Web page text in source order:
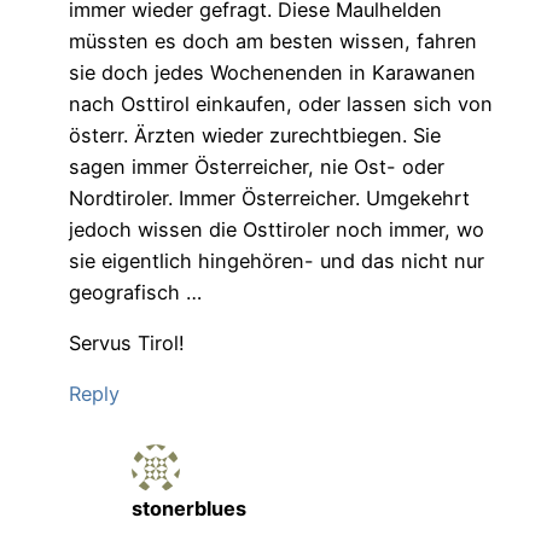
immer wieder gefragt. Diese Maulhelden
müssten es doch am besten wissen, fahren
sie doch jedes Wochenenden in Karawanen
nach Osttirol einkaufen, oder lassen sich von
österr. Ärzten wieder zurechtbiegen. Sie
sagen immer Österreicher, nie Ost- oder
Nordtiroler. Immer Österreicher. Umgekehrt
jedoch wissen die Osttiroler noch immer, wo
sie eigentlich hingehören- und das nicht nur
geografisch …
Servus Tirol!
Reply
stonerblues